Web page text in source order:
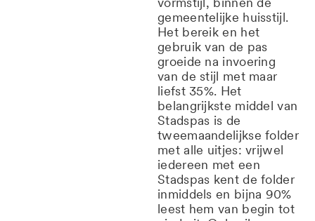
gemeentelijke huisstijl.
Het bereik en het
gebruik van de pas
groeide na invoering
van de stijl met maar
liefst 35%. Het
belangrijkste middel van
Stadspas is de
tweemaandelijkse folder
met alle uitjes: vrijwel
iedereen met een
Stadspas kent de folder
inmiddels en bijna 90%
leest hem van begin tot